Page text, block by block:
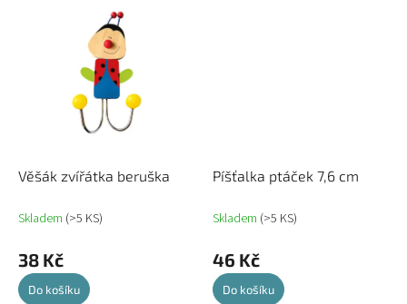
Věšák zvířátka beruška
Skladem (>5 KS)
38 Kč
Do košíku
Píšťalka ptáček 7,6 cm
Skladem (>5 KS)
46 Kč
Do košíku